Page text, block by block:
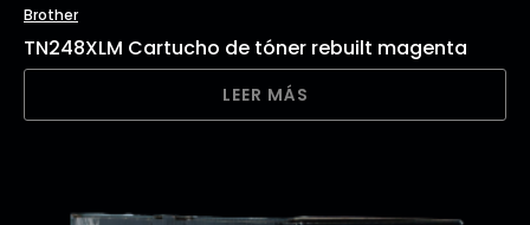
Brother
TN248XLM Cartucho de tóner rebuilt magenta
LEER MÁS